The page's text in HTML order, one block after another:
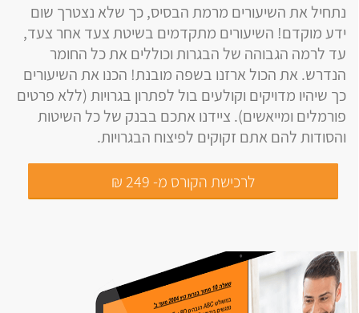
נתחיל את השיעורים מרמת הבסיס, כך שלא נצטרך שום
ידע מוקדם! השיעורים מתקדמים בשיטת צעד אחר צעד,
עד לרמה הגבוהה של הבגרות וכוללים את כל החומר
הנדרש. את הכול ארזנו בשפה מובנת! הכנו את השיעורים
כך שיהיו מדויקים וקולעים בול לפתרון בגרויות (ללא פרטים
פורמלים ומייאשים). ציידנו אתכם בבנק של כל השיטות
והסודות להם אתם זקוקים לפיצוח הבגרויות.
לרכישת הקורס מ- 249 ₪